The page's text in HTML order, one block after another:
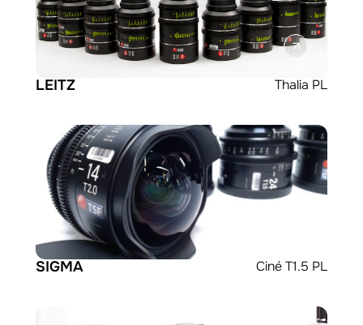
LEITZ Thalia PL
SIGMA Ciné T1.5 PL